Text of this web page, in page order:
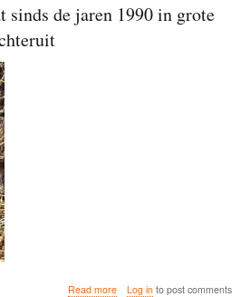
sinds de jaren 1990 in grote
Read moreabout
Log into post comments